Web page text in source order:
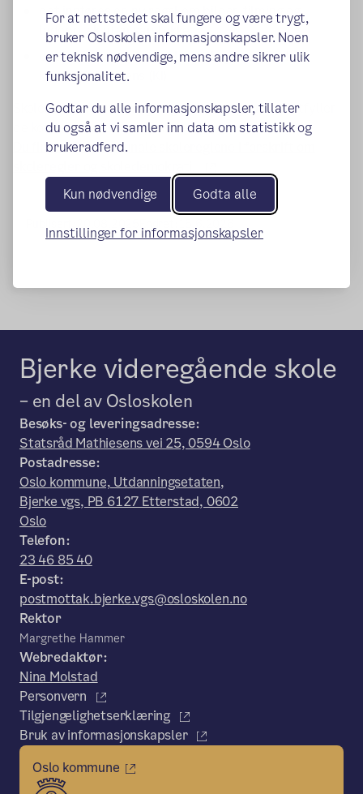
For at nettstedet skal fungere og være trygt,
bruker Osloskolen informasjonskapsler. Noen
er teknisk nødvendige, mens andre sikrer ulik
funksjonalitet.
Godtar du alle informasjonskapsler, tillater
du også at vi samler inn data om statistikk og
brukeradferd.
Kun nødvendige Godta alle
Innstillinger for informasjonskapsler
det innføres en ny regel om bilder, filming og
lydopptak uten samtykke
det innføres en ny regel om plagiat og bruk av
kunstig intelligens (KI)
Skolene kan fortsatt lage egne skoleregler som utfyller
de kommunale skolereglene.
Du finner de kommunale skolereglene i forskrift om
Bjerke videregående skole
– en del av Osloskolen
Besøks- og leveringsadresse:
Statsråd Mathiesens vei 25, 0594 Oslo
Postadresse:
Oslo kommune, Utdanningsetaten,
Bjerke vgs, PB 6127 Etterstad, 0602
Oslo
Telefon:
23 46 85 40
E-post:
postmottak.bjerke.vgs@osloskolen.no
Rektor
Margrethe Hammer
Webredaktør:
Nina Molstad
Personvern
Tilgjengelighetserklæring
Bruk av informasjonskapsler
Oslo kommune